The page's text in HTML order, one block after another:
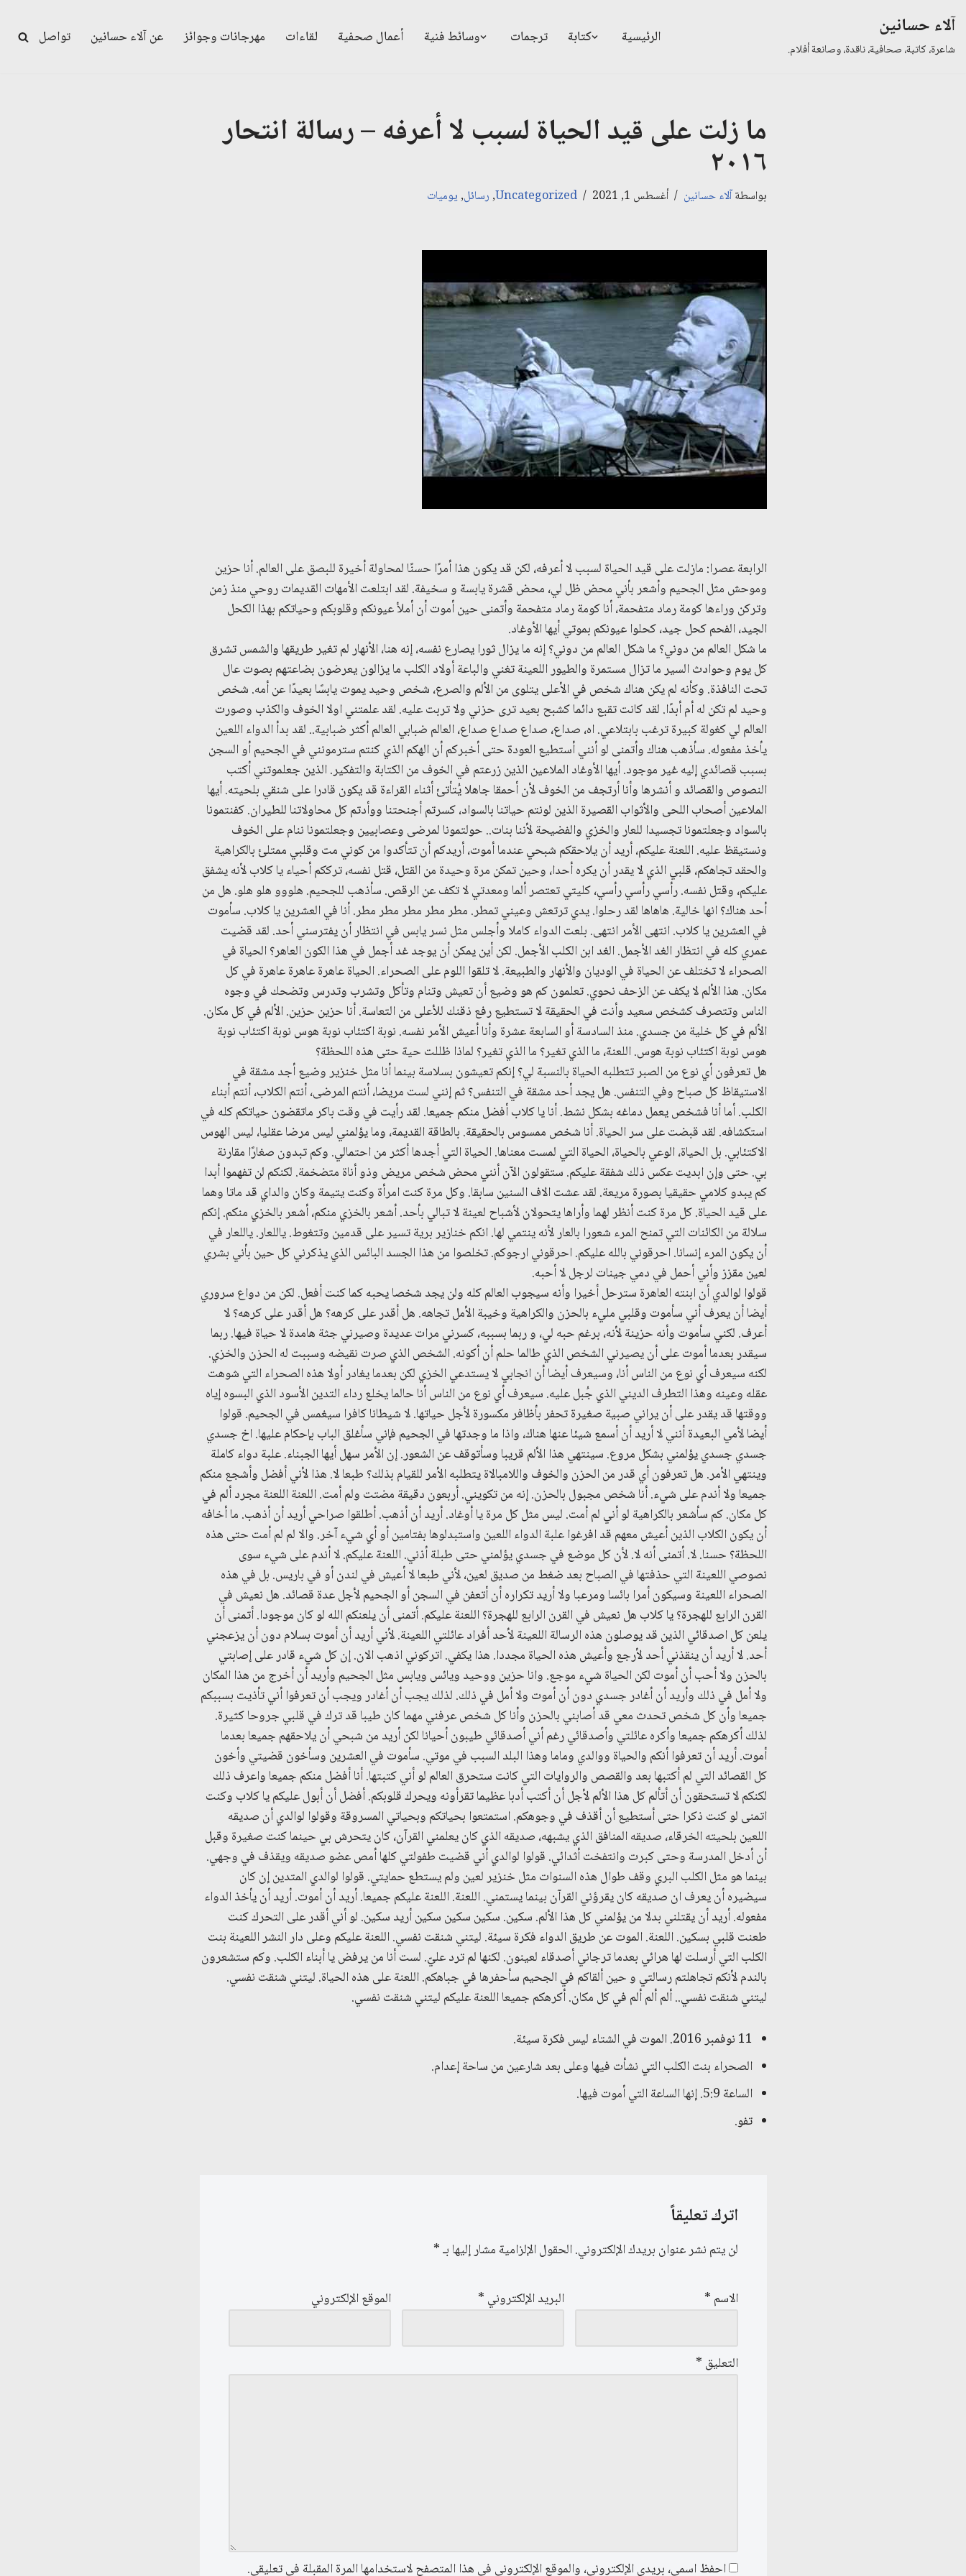
تخطى
آلاء حسانين
شاعرة، كاتبة، صحافية، ناقدة، وصانعة أفلام.
الرئيسية كتابة ترجمات وسائط فنية أعمال صحفية لقاءات مهرجانات وجوائز عن آلاء حسانين تواصل
ما زلت على قيد الحياة لسبب لا أعرفه – رسالة انتحار
٢٠١٦
بواسطةآلاء حسانين أغسطس 1, 2021 Uncategorized
,رسائل,يوميات
الرابعة عصرا: مازلت على قيد الحياة لسبب لا أعرفه، لكن قد يكون هذا أمرًا حسنًا لمحاولة أخيرة للبصق على العالم. أنا حزين
وموحش مثل الجحيم وأشعر بأني محض ظل لي، محض قشرة يابسة و سخيفة. لقد ابتلعت الأمهات القديمات روحي منذ زمن
وتركن وراءها كومة رماد متفحمة، أنا كومة رماد متفحمة وأتمنى حين أموت أن أملأ عيونكم وقلوبكم وحياتكم بهذا الكحل
الجيد، الفحم كحل جيد، كحلوا عيونكم بموتي أيها الأوغاد.
ما شكل العالم من دوني؟ ما شكل العالم من دوني؟ إنه ما يزال ثورا يصارع نفسه، إنه هنا، الأنهار لم تغير طريقها والشمس تشرق
كل يوم وحوادث السير ما تزال مستمرة والطيور اللعينة تغني والباعة أولاد الكلب ما يزالون يعرضون بضاعتهم بصوت عال
تحت النافذة. وكأنه لم يكن هناك شخص في الأعلى يتلوى من الألم والصرع، شخص وحيد يموت يابسًا بعيدًا عن أمه. شخص
وحيد لم تكن له أم أبدًا. لقد كانت تقبع دائما كشبح بعيد ترى حزني ولا تربت عليه. لقد علمتني اولا الخوف والكذب وصورت
العالم لي كغولة كبيرة ترغب بابتلاعي. اه، صداع، صداع صداع صداع، العالم ضبابي العالم أكثر ضبابية.. لقد بدأ الدواء اللعين
يأخذ مفعوله. سأذهب هناك وأتمنى لو أنني أستطيع العودة حتى أخبركم أن الهكم الذي كنتم سترمونني في الجحيم أو السجن
بسبب قصائدي إليه غير موجود. أيها الأوغاد الملاعين الذين زرعتم في الخوف من الكتابة والتفكير. الذين جعلموتني أكتب
النصوص والقصائد و أنشرها وأنا أرتجف من الخوف لأن أحمقا جاهلا يُتأتئ أثناء القراءة قد يكون قادرا على شنقي بلحيته. أيها
الملاعين أصحاب اللحى والأثواب القصيرة الذين لونتم حياتنا بالسواد، كسرتم أجنحتنا ووأدتم كل محاولاتنا للطيران. كفنتمونا
بالسواد وجعلتمونا تجسيدا للعار والخزي والفضيحة لأننا بنات.. حولتمونا لمرضى وعصابيين وجعلتمونا ننام على الخوف
ونستيقظ عليه. اللعنة عليكم، أريد أن يلاحقكم شبحي عندما أموت، أريدكم أن تتأكدوا من كوني مت وقلبي ممتلئ بالكراهية
والحقد تجاهكم، قلبي الذي لا يقدر أن يكره أحدا، وحين تمكن مرة وحيدة من القتل، قتل نفسه، ترككم أحياء يا كلاب لأنه يشفق
عليكم، وقتل نفسه. رأسي رأسي رأسي، كليتي تعتصر ألما ومعدتي لا تكف عن الرقص. سأذهب للجحيم. هلووو هلو هلو. هل من
أحد هناك؟ انها خالية. هاهاها لقد رحلوا. يدي ترتعش وعيني تمطر. مطر مطر مطر مطر مطر. أنا في العشرين يا كلاب. سأموت
في العشرين يا كلاب. انتهى الأمر انتهى. بلعت الدواء كاملا وأجلس مثل نسر يابس في انتظار أن يفترسني أحد. لقد قضيت
عمري كله في انتظار الغد الأجمل. الغد ابن الكلب الأجمل. لكن أين يمكن أن يوجد غد أجمل في هذا الكون العاهر؟ الحياة في
الصحراء لا تختلف عن الحياة في الوديان والأنهار والطبيعة. لا تلقوا اللوم على الصحراء. الحياة عاهرة عاهرة عاهرة في كل
مكان. هذا الألم لا يكف عن الزحف نحوي. تعلمون كم هو وضيع أن تعيش وتنام وتأكل وتشرب وتدرس وتضحك في وجوه
الناس وتتصرف كشخص سعيد وأنت في الحقيقة لا تستطيع رفع ذقنك للأعلى من التعاسة. أنا حزين حزين. الألم في كل مكان.
الألم في كل خلية من جسدي. منذ السادسة أو السابعة عشرة وأنا أعيش الأمر نفسه. نوبة اكتئاب نوبة هوس نوبة اكتئاب نوبة
هوس نوبة اكتئاب نوبة هوس. اللعنة، ما الذي تغير؟ ما الذي تغير؟ لماذا ظللت حية حتى هذه اللحظة؟
هل تعرفون أي نوع من الصبر تتطلبه الحياة بالنسبة لي؟ إنكم تعيشون بسلاسة بينما أنا مثل خنزير وضيع أجد مشقة في
الاستيقاظ كل صباح وفي التنفس. هل يجد أحد مشقة في التنفس؟ ثم إنني لست مريضا، أنتم المرضى، أنتم الكلاب، أنتم أبناء
الكلب. أما أنا فشخص يعمل دماغه بشكل نشط. أنا يا كلاب أفضل منكم جميعا. لقد رأيت في وقت باكر ماتقضون حياتكم كله في
استكشافه. لقد قبضت على سر الحياة. أنا شخص ممسوس بالحقيقة. بالطاقة القديمة، وما يؤلمني ليس مرضا عقليا، ليس الهوس
الاكتئابي. بل الحياة، الوعي بالحياة، الحياة التي لمست معناها. الحياة التي أجدها أكثر من احتمالي. وكم تبدون صغارًا مقارنة
بي. حتى وإن ابديت عكس ذلك شفقة عليكم. ستقولون الآن أنني محض شخص مريض وذو أناة متضخمة. لكنكم لن تفهموا أبدا
كم يبدو كلامي حقيقيا بصورة مريعة. لقد عشت الاف السنين سابقا. وكل مرة كنت امرأة وكنت يتيمة وكان والداي قد ماتا وهما
على قيد الحياة. كل مرة كنت أنظر لهما وأراها يتحولان لأشباح لعينة لا تبالي بأحد. أشعر بالخزي منكم، أشعر بالخزي منكم. إنكم
سلالة من الكائنات التي تمنح المرء شعورا بالعار لأنه ينتمي لها. انكم خنازير برية تسير على قدمين وتتغوط. ياللعار. ياللعار في
أن يكون المرء إنسانا. احرقوني بالله عليكم. احرقوني ارجوكم. تخلصوا من هذا الجسد البائس الذي يذكرني كل حين بأني بشري
لعين مقزز وأني أحمل في دمي جينات لرجل لا أحبه.
قولوا لوالدي أن ابنته العاهرة سترحل أخيرا وأنه سيجوب العالم كله ولن يجد شخصا يحبه كما كنت أفعل. لكن من دواع سروري
أيضا أن يعرف أني سأموت وقلبي مليء بالحزن والكراهية وخيبة الأمل تجاهه. هل أقدر على كرهه؟ هل أقدر على كرهه؟ لا
أعرف. لكني سأموت وأنه حزينة لأنه، برغم حبه لي، و ربما بسببه، كسرني مرات عديدة وصيرني جثة هامدة لا حياة فيها. ربما
سيقدر بعدما أموت على أن يصيرني الشخص الذي طالما حلم أن أكونه. الشخص الذي صرت نقيضه وسببت له الحزن والخزي.
لكنه سيعرف أي نوع من الناس أنا، وسيعرف أيضا أن انجابي لا يستدعي الخزي لكن بعدما يغادر أولا هذه الصحراء التي شوهت
عقله وعينه وهذا التطرف الديني الذي جُبل عليه. سيعرف أي نوع من الناس أنا حالما يخلع رداء التدين الأسود الذي البسوه إياه
ووقتها قد يقدر على أن يراني صبية صغيرة تحفر بأظافر مكسورة لأجل حياتها. لا شيطانا كافرا سيغمس في الجحيم. قولوا
أيضا لأمي البعيدة أنني لا أريد أن أسمع شيئا عنها هناك، واذا ما وجدتها في الجحيم فإني سأغلق الباب بإحكام عليها. اخ جسدي
جسدي جسدي يؤلمني بشكل مروع. سينتهي هذا الألم قريبا وسأتوقف عن الشعور. إن الأمر سهل أيها الجبناء. علبة دواء كاملة
وينتهي الأمر. هل تعرفون أي قدر من الحزن والخوف واللامبالاة يتطلبه الأمر للقيام بذلك؟ طبعا لا. هذا لأني أفضل وأشجع منكم
جميعا ولا أندم على شيء. أنا شخص مجبول بالحزن. إنه من تكويني. أربعون دقيقة مضتت ولم أمت. اللعنة اللعنة مجرد ألم في
كل مكان. كم سأشعر بالكراهية لو أني لم أمت. ليس مثل كل مرة يا أوغاد. أريد أن أذهب. أطلقوا صراحي أريد أن أذهب. ما أخافه
أن يكون الكلاب الذين أعيش معهم قد افرغوا علبة الدواء اللعين واستبدلوها بفتامين أو أي شيء آخر. والا لم لم أمت حتى هذه
اللحظة؟ حسنا. لا. أتمنى أنه لا. لأن كل موضع في جسدي يؤلمني حتى طبلة أذني. اللعنة عليكم. لا أندم على شيء سوى
نصوصي اللعينة التي حذفتها في الصباح بعد ضغط من صديق لعين، لأني طبعا لا أعيش في لندن أو في باريس. بل في هذه
الصحراء اللعينة وسيكون أمرا بائسا ومرعبا ولا أريد تكراره أن أتعفن في السجن أو الجحيم لأجل عدة قصائد. هل نعيش في
القرن الرابع للهجرة؟ يا كلاب هل نعيش في القرن الرابع للهجرة؟ اللعنة عليكم. أتمنى أن يلعنكم الله لو كان موجودا. أتمنى أن
يلعن كل اصدقائي الذين قد يوصلون هذه الرسالة اللعينة لأحد أفراد عائلتي اللعينة. لأني أريد أن أموت بسلام دون أن يزعجني
أحد. لا أريد أن ينقذني أحد لأرجع وأعيش هذه الحياة مجددا. هذا يكفي. اتركوني اذهب الان. إن كل شيء قادر على إصابتي
بالحزن ولا أحب أن أموت لكن الحياة شيء موجع. وانا حزين ووحيد ويائس ويابس مثل الجحيم وأريد أن أخرج من هذا المكان
ولا أمل في ذلك وأريد أن أغادر جسدي دون أن أموت ولا أمل في ذلك. لذلك يجب أن أغادر ويجب أن تعرفوا أني تأذيت بسببكم
جميعا وأن كل شخص تحدث معي قد أصابني بالحزن وأنا كل شخص عرفني مهما كان طيبا قد ترك في قلبي جروحا كثيرة.
لذلك أكرهكم جميعا وأكره عائلتي وأصدقائي رغم أني أصدقائي طيبون أحيانا لكن أريد من شبحي أن يلاحقهم جميعا بعدما
أموت. أريد أن تعرفوا أنكم والحياة ووالدي وماما وهذا البلد السبب في موتي. سأموت في العشرين وسأخون قضيتي وأخون
كل القصائد التي لم أكتبها بعد والقصص والروايات التي كانت ستحرق العالم لو أني كتبتها. أنا أفضل منكم جميعا واعرف ذلك
لكنكم لا تستحقون أن أتألم كل هذا الألم لأجل أن أكتب أدبا عظيما تقرأونه ويحرك قلوبكم. أفضل أن أبول عليكم يا كلاب وكنت
اتمنى لو كنت ذكرا حتى أستطيع أن أقذف في وجوهكم. استمتعوا بحياتكم وبحياتي المسروقة وقولوا لوالدي أن صديقه
اللعين بلحيته الخرقاء، صديقه المنافق الذي يشبهه، صديقه الذي كان يعلمني القرآن، كان يتحرش بي حينما كنت صغيرة وقبل
أن أدخل المدرسة وحتى كبرت وانتفخت أثدائي. قولوا لوالدي أني قضيت طفولتي كلها أمص عضو صديقه ويقذف في وجهي.
بينما هو مثل الكلب البري وقف طوال هذه السنوات مثل خنزير لعين ولم يستطع حمايتي. قولوا لوالدي المتدين إن كان
سيضيره أن يعرف ان صديقه كان يقرؤني القرآن بينما يستمني. اللعنة. اللعنة عليكم جميعا. أريد أن أموت. أريد أن يأخذ الدواء
مفعوله. أريد أن يقتلني بدلا من يؤلمني كل هذا الألم. سكين. سكين سكين سكين أريد سكين. لو أني أقدر على التحرك كنت
طعنت قلبي بسكين. اللعنة. الموت عن طريق الدواء فكرة سيئة. ليتني شنقت نفسي. اللعنة عليكم وعلى دار النشر اللعينة بنت
الكلب التي أرسلت لها هرائي بعدما ترجاني أصدقاء لعينون. لكنها لم ترد عليّ. لست أنا من يرفض يا أبناء الكلب. وكم ستشعرون
بالندم لأنكم تجاهلتم رسالتي و حين ألقاكم في الجحيم سأحفرها في جباهكم. اللعنة على هذه الحياة. ليتني شنقت نفسي.
ليتني شنقت نفسي.. ألم ألم ألم في كل مكان. أكرهكم جميعا اللعنة عليكم ليتني شنقت نفسي.
11 نوفمبر 2016. الموت في الشتاء ليس فكرة سيئة.
الصحراء بنت الكلب التي نشأت فيها وعلى بعد شارعين من ساحة إعدام.
الساعة 5:9. إنها الساعة التي أموت فيها.
تفو.
اترك تعليقاً
لن يتم نشر عنوان بريدك الإلكتروني.الحقول الإلزامية مشار إليها بـ*
الاسم * البريد الإلكتروني * الموقع الإلكتروني
التعليق *
احفظ اسمي، بريدي الإلكتروني، والموقع الإلكتروني في هذا المتصفح لاستخدامها المرة المقبلة في تعليقي.